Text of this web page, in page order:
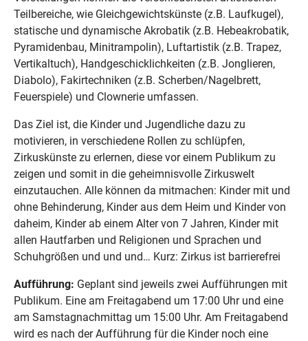
Teilbereiche, wie Gleichgewichtskünste (z.B. Laufkugel),
statische und dynamische Akrobatik (z.B. Hebeakrobatik,
Pyramidenbau, Minitrampolin), Luftartistik (z.B. Trapez,
Vertikaltuch), Handgeschicklichkeiten (z.B. Jonglieren,
Diabolo), Fakirtechniken (z.B. Scherben/Nagelbrett,
Feuerspiele) und Clownerie umfassen.
Das Ziel ist, die Kinder und Jugendliche dazu zu
motivieren, in verschiedene Rollen zu schlüpfen,
Zirkuskünste zu erlernen, diese vor einem Publikum zu
zeigen und somit in die geheimnisvolle Zirkuswelt
einzutauchen. Alle können da mitmachen: Kinder mit und
ohne Behinderung, Kinder aus dem Heim und Kinder von
daheim, Kinder ab einem Alter von 7 Jahren, Kinder mit
allen Hautfarben und Religionen und Sprachen und
Schuhgrößen und und und… Kurz: Zirkus ist barrierefrei
Aufführung: Geplant sind jeweils zwei Aufführungen mit
Publikum. Eine am Freitagabend um 17:00 Uhr und eine
am Samstagnachmittag um 15:00 Uhr. Am Freitagabend
wird es nach der Aufführung für die Kinder noch eine